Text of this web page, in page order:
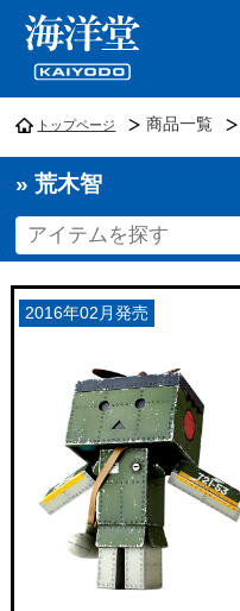
トップページ 商品一覧
» 荒木智
2016年02月発売